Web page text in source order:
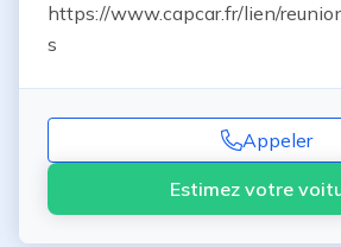
https://www.capcar.fr/lien/
s
Appeler
Estimez votre